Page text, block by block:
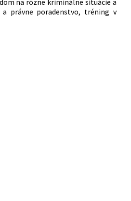
na rôzne kriminálne situácie a
a právne poradenstvo, tréning v